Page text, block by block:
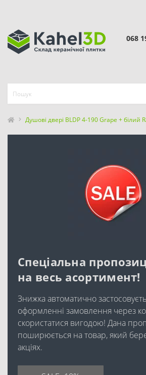
068
Душові двері BLDP 4-190 Grape + білий
Спеціальна
на весь асортимент!
Знижка автоматично
оформленні замовлення через
скористатися вигодою! Дана
поширюється на товар, який
акціях.